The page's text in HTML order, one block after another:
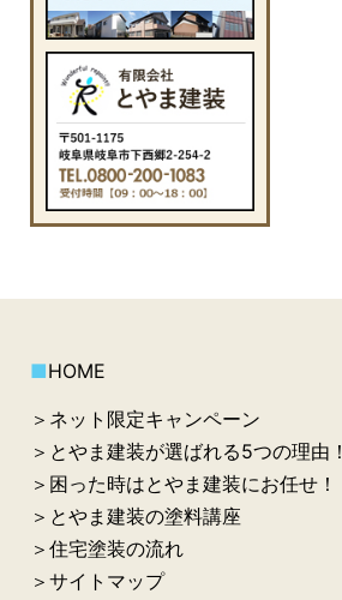
■HOME
＞ネット限定キャンペーン
＞とやま建装が選ばれる5つの理由！
＞困った時はとやま建装にお任せ！
＞とやま建装の塗料講座
＞住宅塗装の流れ
＞サイトマップ